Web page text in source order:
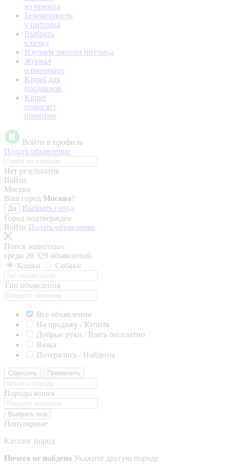
из приюта
Беременность
у питомца
Выбрать
кличку
Изучаем эмоции питомца
Журнал
о питомцах
Kinpet для
продавцов
Kinpet
помогает
приютам
Войти в профиль
Подать объявление
Нет результатов
Войти
Москва
Ваш город Москва?
Да
Выбрать город
Город подтверждён
Войти Подать объявление
Поиск животных
среди 20 329 объявлений
Кошки
Собаки
Тип объявления
Все объявления
На продажу / Купить
Добрые руки / Взять бесплатно
Вязка
Потерялись / Найдены
Сбросить Применить
Породы кошек
Выбрать все
Популярные
Каталог пород
Ничего не найдено Укажите другую породу